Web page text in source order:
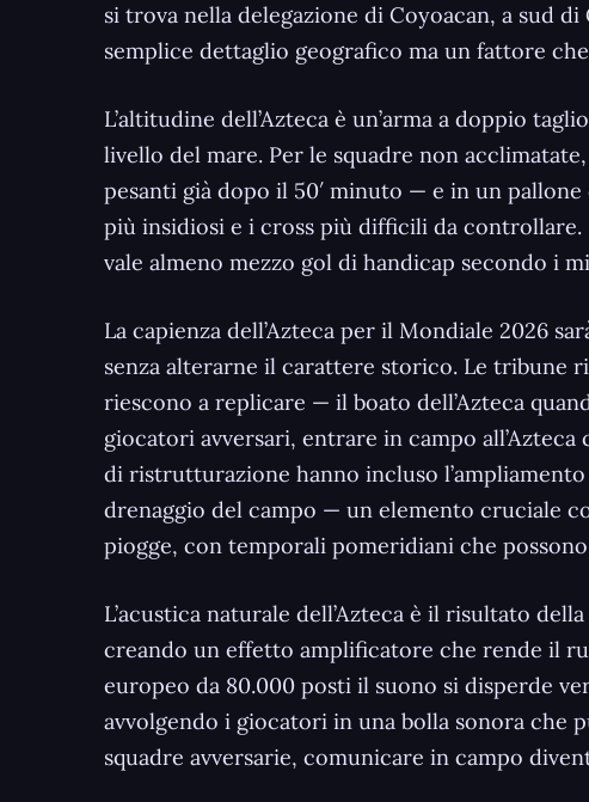
si trova nella delegazione di Coyoacan, a sud
semplice dettaglio geografico ma un fattore
L’altitudine dell’Azteca è un’arma a doppio
livello del mare. Per le squadre non
pesanti già dopo il 50′ minuto — e in un
più insidiosi e i cross più difficili da
vale almeno mezzo gol di handicap secondo i
La capienza dell’Azteca per il Mondiale 2026
senza alterarne il carattere storico. Le tribune
riescono a replicare — il boato dell’Azteca
giocatori avversari, entrare in campo
di ristrutturazione hanno incluso
drenaggio del campo — un elemento cruciale
piogge, con temporali pomeridiani che
L’acustica naturale dell’Azteca è il risultato
creando un effetto amplificatore che rende il
europeo da 80.000 posti il suono si disperde
avvolgendo i giocatori in una bolla sonora che
squadre avversarie, comunicare in campo